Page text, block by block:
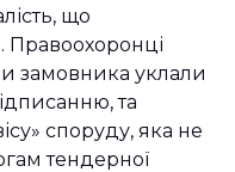
що
Правоохоронці
замовника уклали
та
споруду, яка не
тендерної